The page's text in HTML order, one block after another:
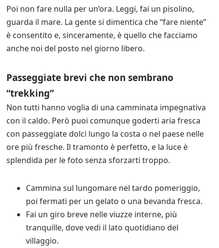
Poi non fare nulla per un’ora. Leggi, fai un pisolino,
guarda il mare. La gente si dimentica che “fare niente”
è consentito e, sinceramente, è quello che facciamo
anche noi del posto nel giorno libero.
Passeggiate brevi che non sembrano
“trekking”
Non tutti hanno voglia di una camminata impegnativa
con il caldo. Però puoi comunque goderti aria fresca
con passeggiate dolci lungo la costa o nel paese nelle
ore più fresche. Il tramonto è perfetto, e la luce è
splendida per le foto senza sforzarti troppo.
Cammina sul lungomare nel tardo pomeriggio,
poi fermati per un gelato o una bevanda fresca.
Fai un giro breve nelle viuzze interne, più
tranquille, dove vedi il lato quotidiano del
villaggio.